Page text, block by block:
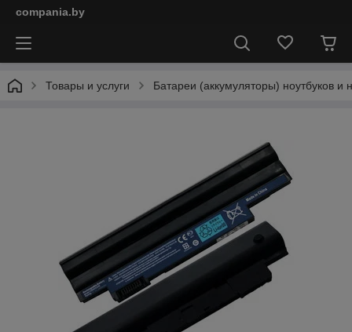
compania.by
Товары и услуги Батареи (аккумуляторы) ноутбуков и